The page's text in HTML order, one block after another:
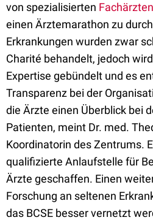
von spezialisierten Fachärzten
einen Ärztemarathon zu
Erkrankungen wurden zwar
Charité behandelt, jedoch
Expertise gebündelt und es
Transparenz bei der
die Ärzte einen Überblick bei
Patienten, meint Dr. med.
Koordinatorin des Zentrums.
qualifizierte Anlaufstelle für
Ärzte geschaffen. Einen
Forschung an seltenen
das BCSE besser vernetzt